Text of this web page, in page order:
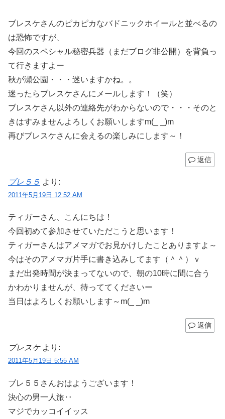
ブレスケさんのピカピカなバドニックホイールと並べるの
は恐怖ですが、
今回のスペシャル秘密兵器（まだブログ非公開）を背負っ
て行きますよー
秋が瀬公園・・・迷いますかね。。
迷ったらブレスケさんにメールします！（笑）
ブレスケさん以外の連絡先がわからないので・・・そのと
きはすみませんよろしくお願いしますm(_ _)m
再びブレスケさんに会えるの楽しみにします～！
返信
ブレ５５ より:
2011年5月19日 12:52 AM
ティガーさん、こんにちは！
今回初めて参加させていただこうと思います！
ティガーさんはアメマガでお見かけしたことありますよ～
今はそのアメマガ片手に書き込みしてます（＾＾）ｖ
まだ出発時間が決まってないので、朝の10時に間に合う
かわかりませんが、待っててくださいー
当日はよろしくお願いします～m(_ _)m
返信
ブレスケ より:
2011年5月19日 5:55 AM
ブレ５５さんおはようございます！
決心の男一人旅‥
マジでカッコイイッス